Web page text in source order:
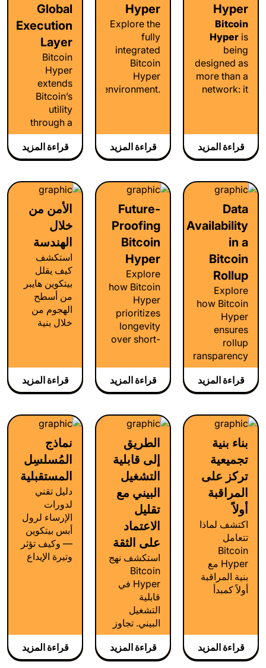
Hyper
Bitcoin
Hyper is
being
designed as
more than a
network: it
applications.
قراءة المزيد
Hyper
Explore the
fully
integrated
Bitcoin
Hyper
environment.
featuring a
responsive
time
explorer,
and staking.
قراءة المزيد
Global
Execution
Layer
Bitcoin
Hyper
extends
Bitcoin’s
utility
through a
high-
performance
execution
scalable,
expressive
applications
while
maintaining
Bitcoin's
core
settlement
and finality.
قراءة المزيد
Data
Availability
in a
Bitcoin
Rollup
Explore
how Bitcoin
Hyper
ensures
rollup
transparency
through
advanced
data
erasure
cryptographic
commitments
for secure
scaling.
قراءة المزيد
Future-
Proofing
Bitcoin
Hyper
Explore
how Bitcoin
Hyper
prioritizes
longevity
over short-
through
modular
architecture,
diversity,
and
economic
scalability
for future-
proofing.
قراءة المزيد
الأمن من
خلال
الهندسة
استكشف
كيف يقلل
بيتكوين هايبر
من أسطح
الهجوم من
خلال بنية
مخاطر
التسلسل،
التدريجي
لعمليات
التجميع من
الطبقة الثانية.
قراءة المزيد
بناء بنية
تجميعية
تركز على
المراقبة
أولاً
اكتشف لماذا
تتعامل
Bitcoin
Hyper مع
بنية المراقبة
أولاً كمبدأ
ذلك الشفافية
والثقة في
قراءة المزيد
الطريق
إلى قابلية
التشغيل
البيني مع
تقليل
الاعتماد
على الثقة
استكشف نهج
Bitcoin
Hyper في
قابلية
التشغيل
البيني. تجاوز
الجسور عالية
المخاطر عبر
تحققٍ عابرٍ
قراءة المزيد
نماذج
المُسلسِل
المستقبلية
دليل تقني
لدورات
الإرساء لرول
أبس بيتكوين
— وكيف تؤثر
وتيرة الإيداع
الشبكة.
قراءة المزيد